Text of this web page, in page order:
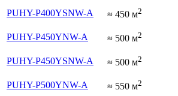
PUHY-P400YSNW-A
≈ 450 м2
PUHY-P450YNW-A
≈ 500 м2
PUHY-P450YSNW-A
≈ 500 м2
PUHY-P500YNW-A
≈ 550 м2